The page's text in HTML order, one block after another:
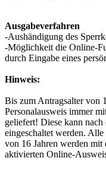
Ausgabeverfahren
-Aushändigung des
-Möglichkeit die Online-
durch Eingabe eines
Hinweis:
Bis zum Antragsalter von
Personalausweis immer
geliefert! Diese kann
eingeschaltet werden. Alle
von 16 Jahren werden
aktivierten Online-